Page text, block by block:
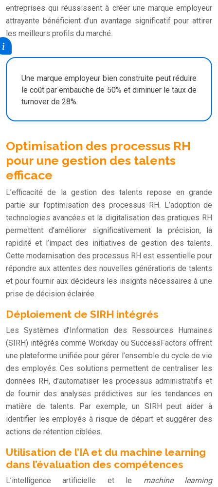
entreprises qui réussissent à créer une marque employeur
attrayante bénéficient d’un avantage significatif pour attirer
les meilleurs profils du marché.
Une marque employeur bien construite peut réduire
le coût par embauche de 50% et diminuer le taux de
turnover de 28%.
Optimisation des processus RH
pour une gestion des talents
efficace
L’efficacité de la gestion des talents repose en grande
partie sur l’optimisation des processus RH. L’adoption de
technologies avancées et la digitalisation des pratiques RH
permettent d’améliorer significativement la précision, la
rapidité et l’impact des initiatives de gestion des talents.
Cette modernisation des processus RH est essentielle pour
répondre aux attentes des nouvelles générations de talents
et pour fournir aux décideurs les insights nécessaires à une
prise de décision éclairée.
Déploiement de SIRH intégrés
Les Systèmes d’Information des Ressources Humaines
(SIRH) intégrés comme Workday ou SuccessFactors offrent
une plateforme unifiée pour gérer l’ensemble du cycle de vie
des employés. Ces solutions permettent de centraliser les
données RH, d’automatiser les processus administratifs et
de fournir des analyses prédictives sur les tendances en
matière de talents. Par exemple, un SIRH peut aider à
identifier les employés à risque de départ et suggérer des
actions de rétention ciblées.
Utilisation de l’IA et du machine learning
dans l’évaluation des compétences
L’intelligence artificielle et le machine learning